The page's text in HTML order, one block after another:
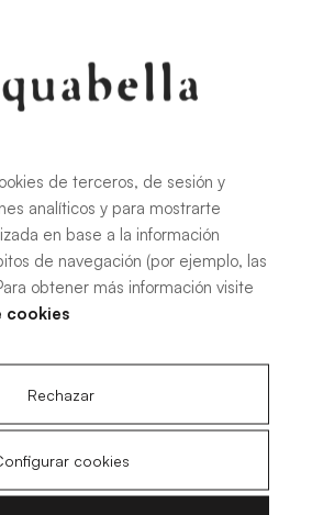
des receveurs
de terceros, de sesión y
analíticos y para mostrarte
en base a la información
de navegación (por ejemplo, las
obtener más información visite
cookies
Rechazar
cookies